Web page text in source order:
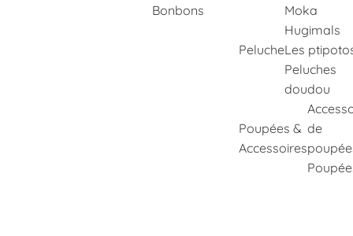
Bonbons
Peluche
Moka
Hugimals
Les
Peluches
doudou
Poupées &
Accessoires
de